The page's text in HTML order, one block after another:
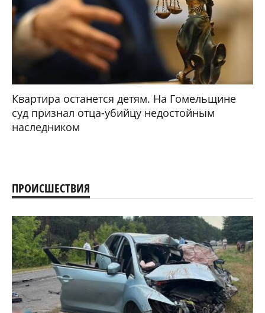
Квартира останется детям. На Гомельщине
суд признал отца-убийцу недостойным
наследником
ПРОИСШЕСТВИЯ